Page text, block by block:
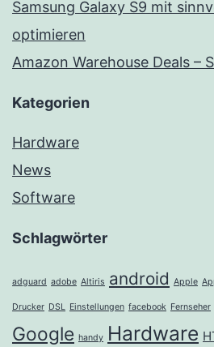
Samsung Galaxy S9 mit
optimieren
Amazon Warehouse Deals –
Kategorien
Hardware
News
Software
Schlagwörter
adguard adobe Altiris android Apple
Drucker DSL Einstellungen facebook Fernseher
Google handy Hardware